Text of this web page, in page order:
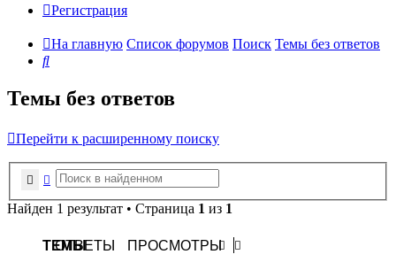
Регистрация
На главную Список форумов Поиск Темы без ответов
Поиск
Темы без ответов
Перейти к расширенному поиску
ПоискРасширенный поиск
Найден 1 результат • Страница 1 из 1
ТЕМЫ
ОТВЕТЫ ПРОСМОТРЫ